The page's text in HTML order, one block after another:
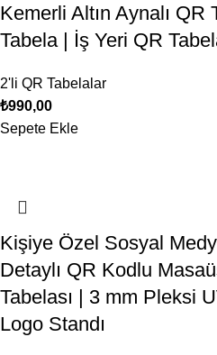
Kemerli Altın Aynalı QR
Tabela | İş Yeri QR
2'li QR Tabelalar
₺990,00
Sepete Ekle
Kişiye Özel Sosyal
Detaylı QR Kodlu
Tabelası | 3 mm Pleksi
Logo Standı